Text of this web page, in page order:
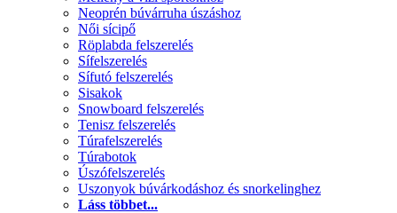
Neoprén búvárruha úszáshoz
Női sícipő
Röplabda felszerelés
Sífelszerelés
Sífutó felszerelés
Sisakok
Snowboard felszerelés
Tenisz felszerelés
Túrafelszerelés
Túrabotok
Úszófelszerelés
Uszonyok búvárkodáshoz és snorkelinghez
Láss többet...